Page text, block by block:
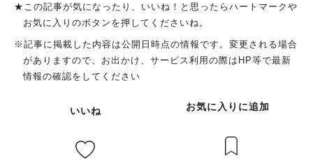
★この記事が気になったり、いいね！と思ったらハートマークや
お気に入りのボタンを押してくださいね。
※記事に掲載した内容は公開日時点の情報です。変更される場合
がありますので、お出かけ、サービス利用の際はHP等で最新
情報の確認をしてください
いいね お気に入りに追加